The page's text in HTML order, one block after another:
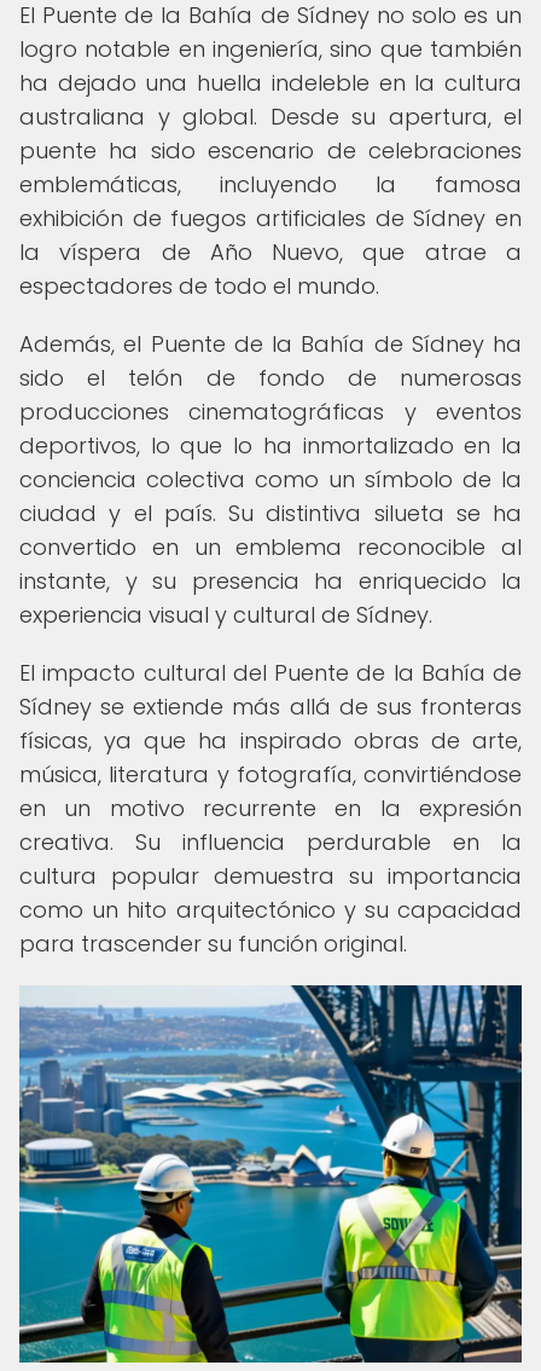
El Puente de la Bahía de Sídney no solo es un
logro notable en ingeniería, sino que también
ha dejado una huella indeleble en la cultura
australiana y global. Desde su apertura, el
puente ha sido escenario de celebraciones
emblemáticas, incluyendo la famosa
exhibición de fuegos artificiales de Sídney en
la víspera de Año Nuevo, que atrae a
espectadores de todo el mundo.
Además, el Puente de la Bahía de Sídney ha
sido el telón de fondo de numerosas
producciones cinematográficas y eventos
deportivos, lo que lo ha inmortalizado en la
conciencia colectiva como un símbolo de la
ciudad y el país. Su distintiva silueta se ha
convertido en un emblema reconocible al
instante, y su presencia ha enriquecido la
experiencia visual y cultural de Sídney.
El impacto cultural del Puente de la Bahía de
Sídney se extiende más allá de sus fronteras
físicas, ya que ha inspirado obras de arte,
música, literatura y fotografía, convirtiéndose
en un motivo recurrente en la expresión
creativa. Su influencia perdurable en la
cultura popular demuestra su importancia
como un hito arquitectónico y su capacidad
para trascender su función original.